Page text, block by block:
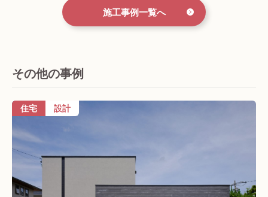
施工事例一覧へ
その他の事例
住宅 設計